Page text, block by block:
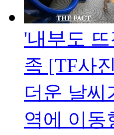
'내부도
족 [TF사
더운 날씨
역에 이동